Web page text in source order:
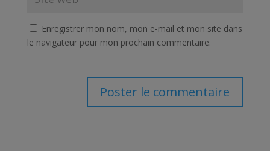
Enregistrer mon nom, mon e-mail et mon site dans
le navigateur pour mon prochain commentaire.